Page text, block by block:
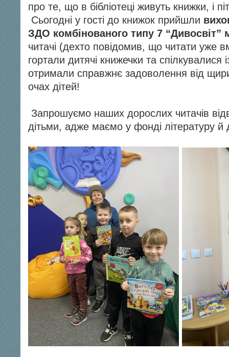
про те, що в бібліотеці живуть книжки, і
Сьогодні у гості до книжок прийшли
ЗДО комбінованого типу 7 “Дивосвіт”
читачі (дехто повідомив, що читати уже
гортали дитячі книжечки та спілкувалися
отримали справжнє задоволення від
очах дітей!
Запрошуємо наших дорослих читачів
дітьми, адже маємо у фонді літературу й